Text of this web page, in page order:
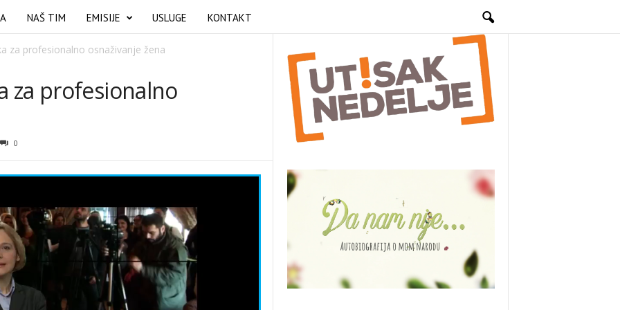
NAŠ TIM EMISIJE USLUGE KONTAKT
za profesionalno osnaživanje žena
za profesionalno
0